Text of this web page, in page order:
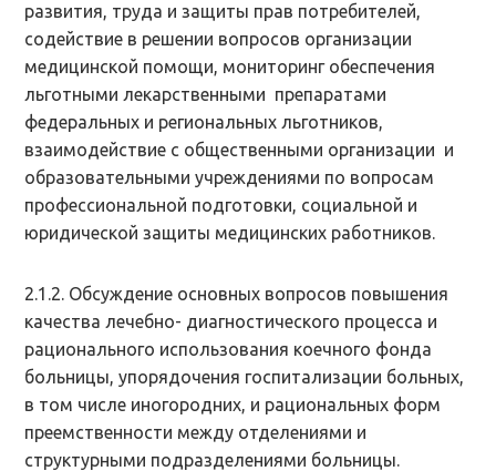
развития, труда и защиты прав потребителей,
содействие в решении вопросов организации
медицинской помощи, мониторинг обеспечения
льготными лекарственными препаратами
федеральных и региональных льготников,
взаимодействие с общественными организации и
образовательными учреждениями по вопросам
профессиональной подготовки, социальной и
юридической защиты медицинских работников.
2.1.2. Обсуждение основных вопросов повышения
качества лечебно- диагностического процесса и
рационального использования коечного фонда
больницы, упорядочения госпитализации больных,
в том числе иногородних, и рациональных форм
преемственности между отделениями и
структурными подразделениями больницы.